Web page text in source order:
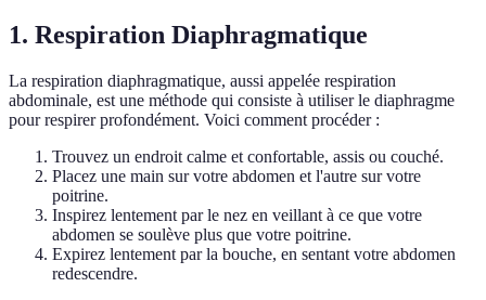
1. Respiration Diaphragmatique
La respiration diaphragmatique, aussi appelée respiration
abdominale, est une méthode qui consiste à utiliser le diaphragme
pour respirer profondément. Voici comment procéder :
Trouvez un endroit calme et confortable, assis ou couché.
Placez une main sur votre abdomen et l'autre sur votre
poitrine.
Inspirez lentement par le nez en veillant à ce que votre
abdomen se soulève plus que votre poitrine.
Expirez lentement par la bouche, en sentant votre abdomen
redescendre.